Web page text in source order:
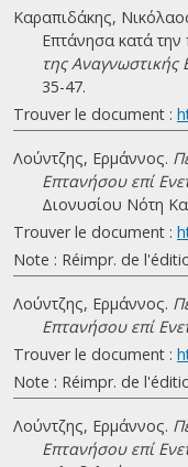
Καραπιδάκης,
Επτάνησα κατά την
της Αναγνωστικής
35-47.
Trouver le document :
Λούντζης, Ερμάννος.
Επτανήσου επί
Διονυσίου Νότη
Trouver le document :
Note : Réimpr. de
Λούντζης, Ερμάννος.
Επτανήσου επί
Trouver le document :
Note : Réimpr. de
Λούντζης, Ερμάννος.
Επτανήσου επί